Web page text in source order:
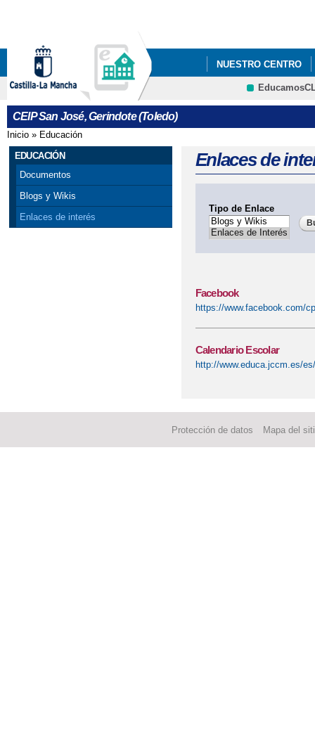
NUESTRO CENTRO
CAMBIO DIRECCIÓN
NORMAS DE
PROCESO DE
VI PLAN DE ÉXITO
CEIP San José, Gerindote (Toledo)
Se encuentra usted aquí
Inicio » Educación
EDUCACIÓN
Documentos
Blogs y Wikis
Enlaces de interés
Enlaces de
Tipo de Enlace
Facebook
https://www.facebook.com/
Calendario Escolar
http://www.educa.jccm.es/
Protección de datos Mapa del